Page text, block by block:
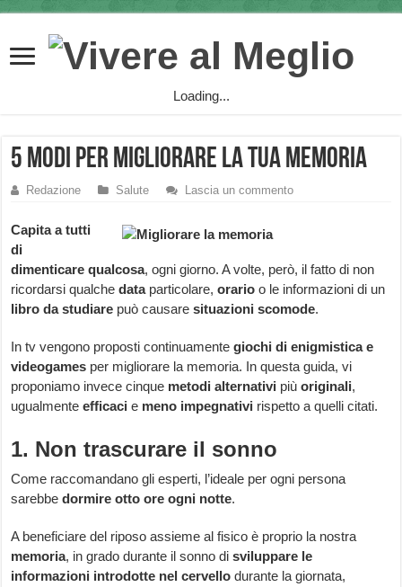
Loading...
5 modi per migliorare la tua memoria
Redazione Salute Lascia un commento
Capita a tutti
di
dimenticare qualcosa, ogni giorno. A volte, però, il fatto di non
ricordarsi qualchedataparticolare,orario o le informazioni di un
libro da studiare può causare situazioni scomode.
In tv vengono proposti continuamentegiochi di enigmistica e
videogames per migliorare la memoria. In questa guida, vi
proponiamo invece cinque metodi alternativi piùoriginali,
ugualmenteefficaci e meno impegnativi rispetto a quelli citati.
1. Non trascurare il sonno
Come raccomandano gli esperti, l’ideale per ogni persona
sarebbedormire otto ore ogni notte.
A beneficiare del riposo assieme al fisico è proprio la nostra
memoria, in grado durante il sonno disviluppare le
informazioni introdotte nel cervello durante la giornata,